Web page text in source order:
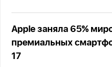
Apple заняла 65%
премиальных
17